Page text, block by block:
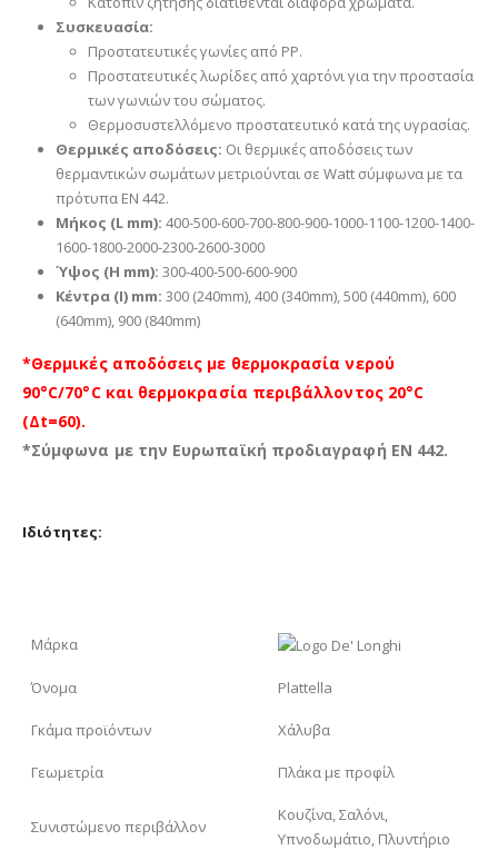
Συσκευασία:
Προστατευτικές γωνίες από PP.
Προστατευτικές λωρίδες από χαρτόνι για την προστασία
των γωνιών του σώματος.
Θερμοσυστελλόμενο προστατευτικό κατά της υγρασίας.
Θερμικές αποδόσεις: Οι θερμικές αποδόσεις των
θερμαντικών σωμάτων μετριούνται σε Watt σύμφωνα με τα
πρότυπα EN 442.
Μήκος (L mm): 400-500-600-700-800-900-1000-1100-1200-1400-
1600-1800-2000-2300-2600-3000
Ύψος (H mm): 300-400-500-600-900
Κέντρα (I) mm: 300 (240mm), 400 (340mm), 500 (440mm), 600
(640mm), 900 (840mm)
*Θερμικές αποδόσεις με θερμοκρασία νερού
90°C/70°C και θερμοκρασία περιβάλλοντος 20°C
(Δt=60).
*Σύμφωνα με την Ευρωπαϊκή προδιαγραφή EN 442.
Ιδιότητες:
Μάρκα
Όνομα Plattella
Γκάμα προϊόντων Χάλυβα
Γεωμετρία Πλάκα με προφίλ
Συνιστώμενο περιβάλλον
Κουζίνα, Σαλόνι,
Υπνοδωμάτιο, Πλυντήριο